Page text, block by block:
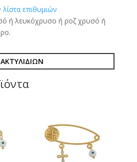
επιθυμιών
ή λευκόχρυσο ή ροζ χρυσό ή